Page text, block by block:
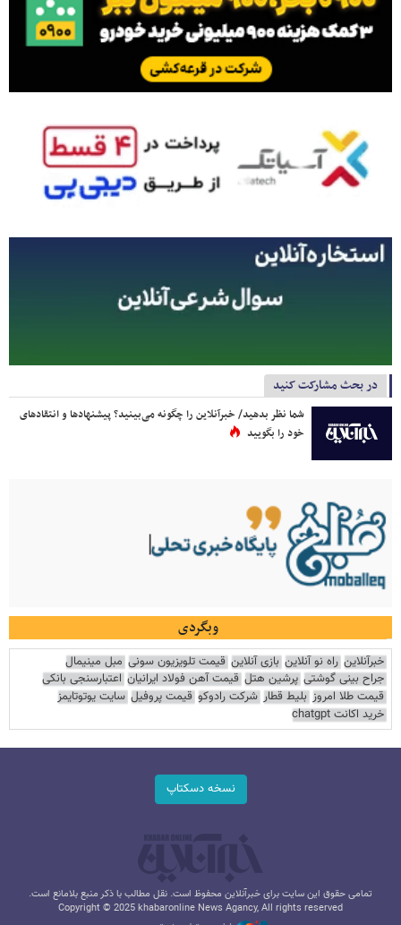
در بحث مشارکت کنید
شما نظر بدهید/ خبرآنلاین را چگونه می‌بینید؟ پیشنهادها و انتقادهای
خود را بگویید
وبگردی
خبرآنلاین راه نو آنلاین بازی آنلاین قیمت تلویزیون سونی مبل مینیمال
جراح بینی گوشتی پرشین هتل قیمت آهن فولاد ایرانیان اعتبارسنجی بانکی
قیمت طلا امروز بلیط قطار شرکت رادوکو قیمت پروفیل سایت یوتوتایمز
خرید اکانت chatgpt
نسخه دسکتاپ
تمامی حقوق این سایت برای خبرآنلاین محفوظ است. نقل مطالب با ذکر منبع بلامانع است.
Copyright © 2025 khabaronline News Agancy, All rights reserved